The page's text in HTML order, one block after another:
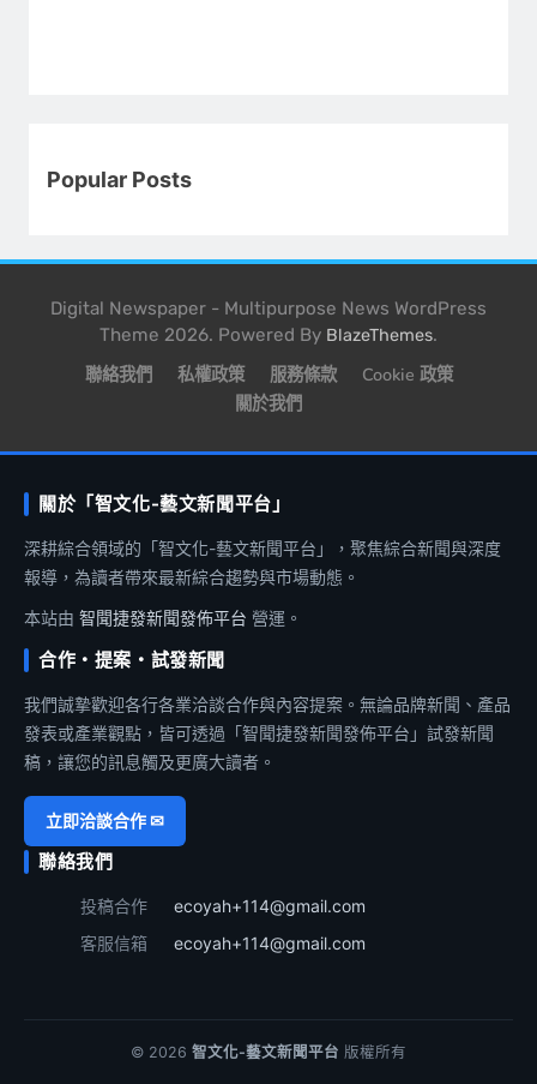
Popular Posts
Digital Newspaper - Multipurpose News WordPress
Theme 2026. Powered By BlazeThemes.
聯絡我們 私權政策 服務條款
Cookie 政策
關於我們
關於「智文化-藝文新聞平台」
深耕綜合領域的「智文化-藝文新聞平台」，聚焦綜合新聞與深度
報導，為讀者帶來最新綜合趨勢與市場動態。
本站由 智聞捷發新聞發佈平台 營運。
合作・提案・試發新聞
我們誠摯歡迎各行各業洽談合作與內容提案。無論品牌新聞、產品
發表或產業觀點，皆可透過「智聞捷發新聞發佈平台」試發新聞
稿，讓您的訊息觸及更廣大讀者。
立即洽談合作 ✉
聯絡我們
投稿合作
ecoyah+114@gmail.com
客服信箱
ecoyah+114@gmail.com
© 2026 智文化-藝文新聞平台 版權所有